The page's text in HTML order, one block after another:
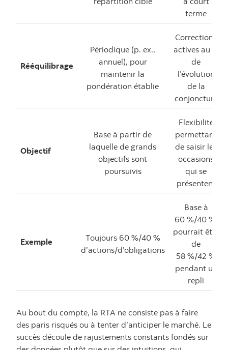
terme
Rééquilibrage
Périodique (p. ex.,
annuel), pour
maintenir la
pondération établie
Corrections
actives au fil
de
l’évolution
de la
conjoncture
Objectif
Base à partir de
laquelle de grands
objectifs sont
poursuivis
Flexibilité
permettant
de saisir les
occasions
qui se
présentent
Exemple
Toujours 60 %/40 %
d’actions/d’obligations
Base à
60 %/40 %;
pourrait être
de
58 %/42 %
pendant un
repli
Au bout du compte, la RTA ne consiste pas à faire
des paris risqués ou à tenter d’anticiper le marché. Le
succès découle de rajustements constants fondés sur